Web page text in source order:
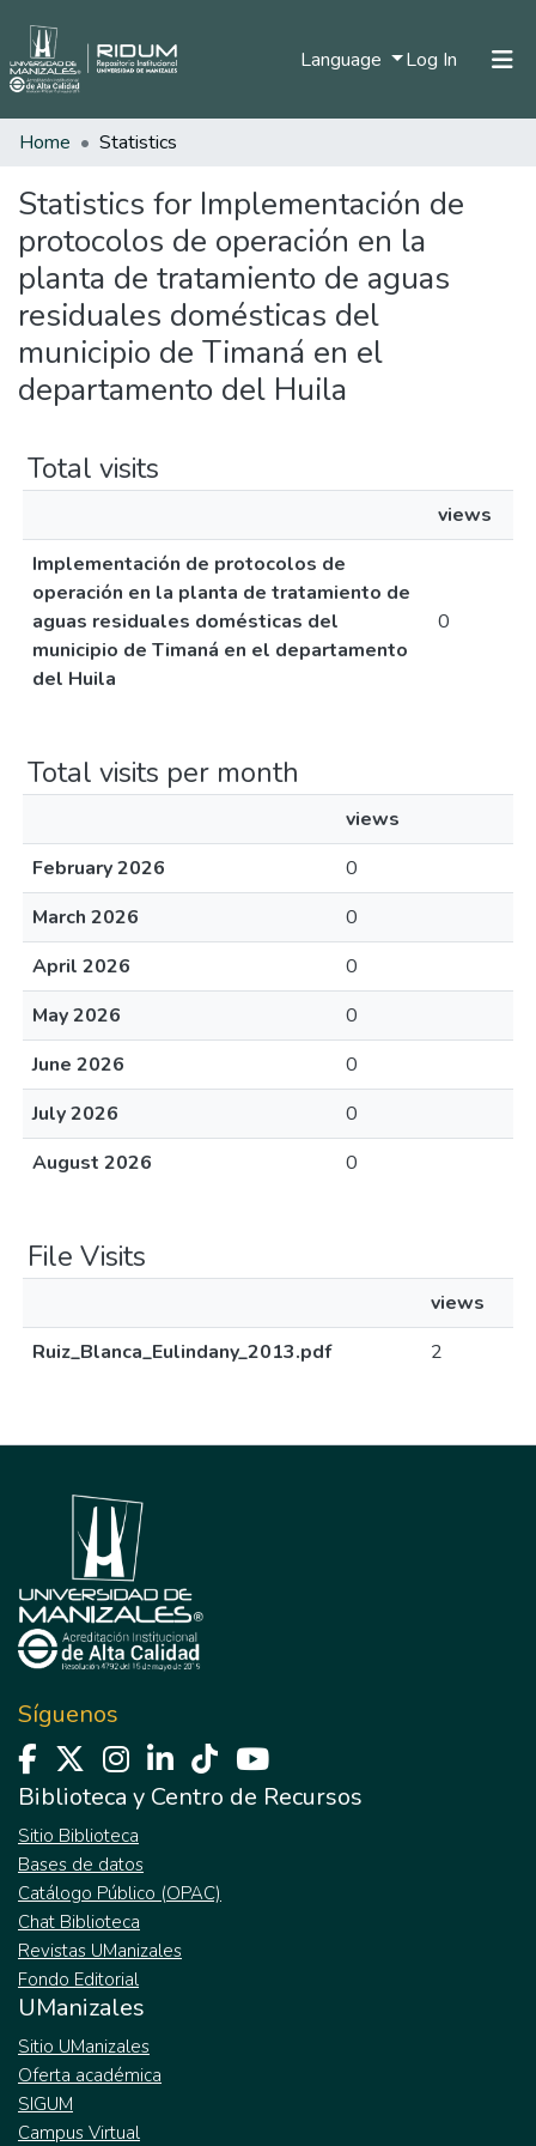
Language Log In (current)
Communities & Collections
All of DSpace
Home Statistics
Statistics for Implementación de
protocolos de operación en la
planta de tratamiento de aguas
residuales domésticas del
municipio de Timaná en el
departamento del Huila
Total visits
views
Implementación de protocolos de
operación en la planta de tratamiento de
aguas residuales domésticas del
municipio de Timaná en el departamento
del Huila
0
Total visits per month
views
February 2026
0
March 2026
0
April 2026
0
May 2026
0
June 2026
0
July 2026
0
August 2026
0
File Visits
views
Ruiz_Blanca_Eulindany_2013.pdf
2
Síguenos
Biblioteca y Centro de Recursos
Sitio Biblioteca
Bases de datos
Catálogo Público (OPAC)
Chat Biblioteca
Revistas UManizales
Fondo Editorial
UManizales
Sitio UManizales
Oferta académica
SIGUM
Campus Virtual